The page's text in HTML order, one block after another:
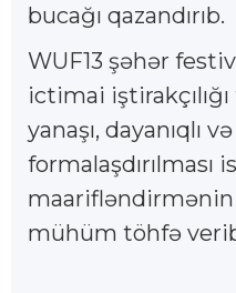
bucağı qazandırıb.
WUF13 şəhər
ictimai
yanaşı, dayanıqlı
mühüm töhfə